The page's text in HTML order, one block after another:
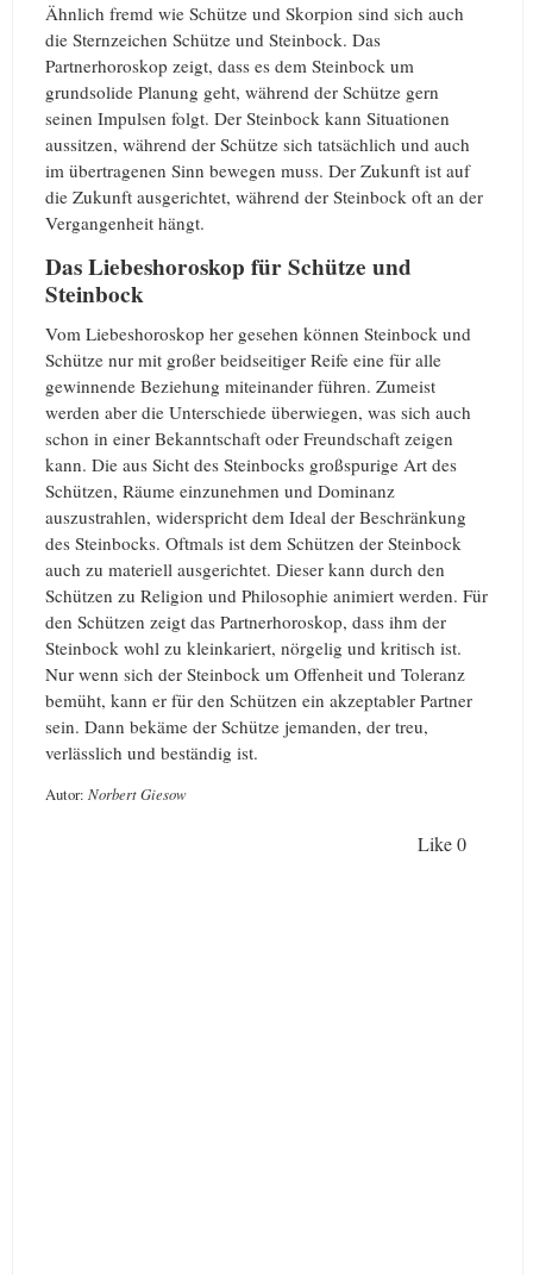
Ähnlich fremd wie Schütze und Skorpion sind sich auch
die Sternzeichen Schütze und Steinbock. Das
Partnerhoroskop zeigt, dass es dem Steinbock um
grundsolide Planung geht, während der Schütze gern
seinen Impulsen folgt. Der Steinbock kann Situationen
aussitzen, während der Schütze sich tatsächlich und auch
im übertragenen Sinn bewegen muss. Der Zukunft ist auf
die Zukunft ausgerichtet, während der Steinbock oft an der
Vergangenheit hängt.
Das Liebeshoroskop für Schütze und
Steinbock
Vom Liebeshoroskop her gesehen können Steinbock und
Schütze nur mit großer beidseitiger Reife eine für alle
gewinnende Beziehung miteinander führen. Zumeist
werden aber die Unterschiede überwiegen, was sich auch
schon in einer Bekanntschaft oder Freundschaft zeigen
kann. Die aus Sicht des Steinbocks großspurige Art des
Schützen, Räume einzunehmen und Dominanz
auszustrahlen, widerspricht dem Ideal der Beschränkung
des Steinbocks. Oftmals ist dem Schützen der Steinbock
auch zu materiell ausgerichtet. Dieser kann durch den
Schützen zu Religion und Philosophie animiert werden. Für
den Schützen zeigt das Partnerhoroskop, dass ihm der
Steinbock wohl zu kleinkariert, nörgelig und kritisch ist.
Nur wenn sich der Steinbock um Offenheit und Toleranz
bemüht, kann er für den Schützen ein akzeptabler Partner
sein. Dann bekäme der Schütze jemanden, der treu,
verlässlich und beständig ist.
Autor: Norbert Giesow
Like0